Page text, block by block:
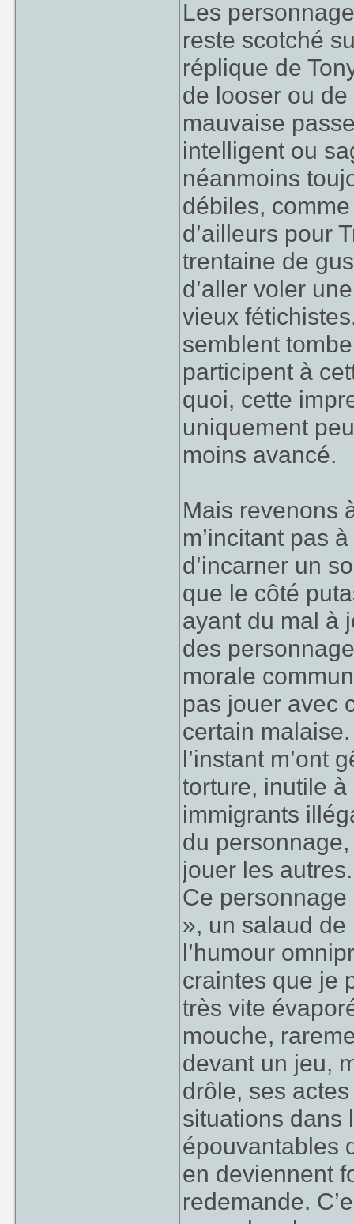
Les
reste scotché
réplique de
de looser ou
mauvaise
intelligent ou
néanmoins
débiles,
d’ailleurs pour
trentaine de
d’aller voler
vieux
semblent
participent à
quoi, cette
uniquement
moins avancé.
Mais revenons
m’incitant pas
d’incarner un
que le côté
ayant du mal à
des
morale
pas jouer avec
certain
l’instant m’ont
torture, inutile
immigrants
du personnage,
jouer les autres.
Ce
», un salaud
l’humour
craintes que je
très vite
mouche,
devant un jeu,
drôle, ses
situations dans
épouvantables
en deviennent
redemande.